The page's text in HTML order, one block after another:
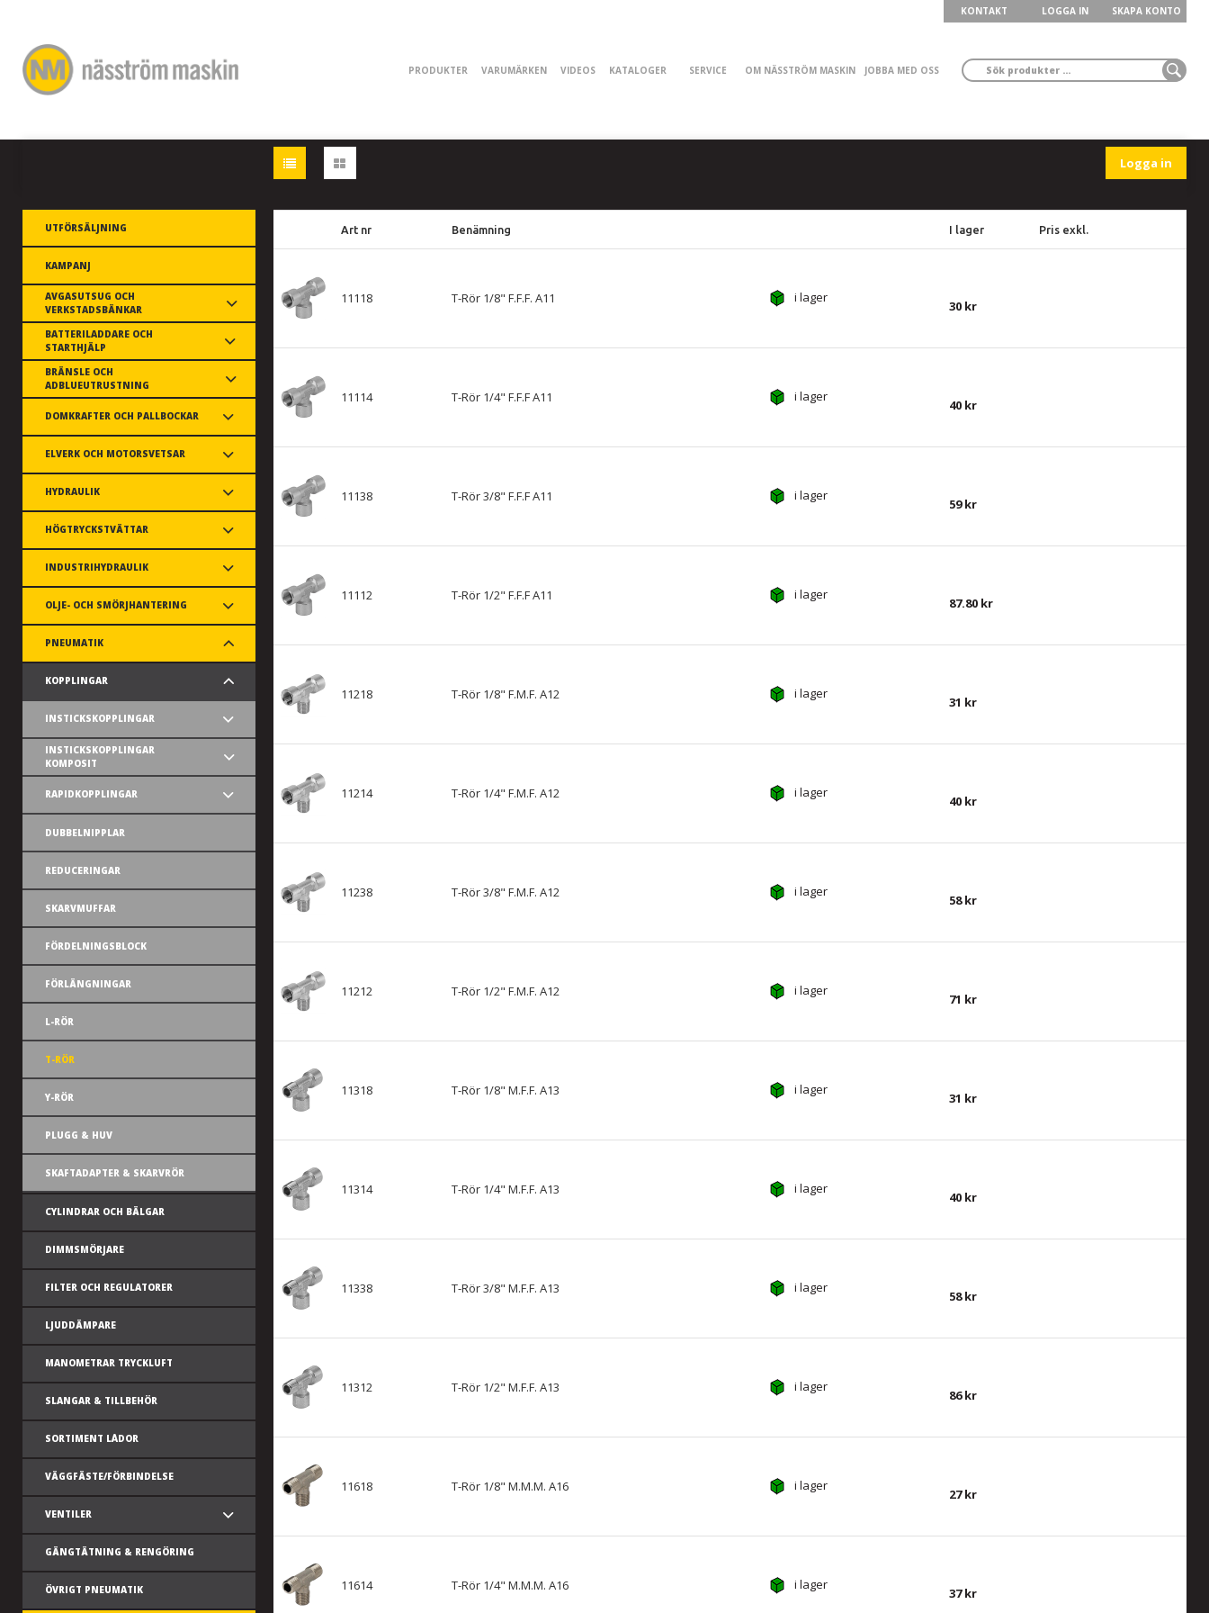
KONTAKT LOGGA IN SKAPA KONTO
PRODUKTER VARUMÄRKEN VIDEOS KATALOGER SERVICE OM NÄSSTRÖM MASKIN JOBBA MED OSS
Logga in
UTFÖRSÄLJNING
KAMPANJ
AVGASUTSUG OCH
VERKSTADSBÄNKAR
BATTERILADDARE OCH
STARTHJÄLP
BRÄNSLE OCH
ADBLUEUTRUSTNING
DOMKRAFTER OCH PALLBOCKAR
ELVERK OCH MOTORSVETSAR
HYDRAULIK
HÖGTRYCKSTVÄTTAR
INDUSTRIHYDRAULIK
OLJE- OCH SMÖRJHANTERING
PNEUMATIK
KOPPLINGAR
INSTICKSKOPPLINGAR
INSTICKSKOPPLINGAR
KOMPOSIT
RAPIDKOPPLINGAR
DUBBELNIPPLAR
REDUCERINGAR
SKARVMUFFAR
FÖRDELNINGSBLOCK
FÖRLÄNGNINGAR
L-RÖR
T-RÖR
Y-RÖR
PLUGG & HUV
SKAFTADAPTER & SKARVRÖR
CYLINDRAR OCH BÄLGAR
DIMMSMÖRJARE
FILTER OCH REGULATORER
LJUDDÄMPARE
MANOMETRAR TRYCKLUFT
SLANGAR & TILLBEHÖR
SORTIMENT LÅDOR
VÄGGFÄSTE/FÖRBINDELSE
VENTILER
GÄNGTÄTNING & RENGÖRING
ÖVRIGT PNEUMATIK
Art nr Benämning I lager Pris exkl.
11118 T-Rör 1/8" F.F.F. A11 i lager
30
11114 T-Rör 1/4" F.F.F A11 i lager
40
11138 T-Rör 3/8" F.F.F A11 i lager
59
11112 T-Rör 1/2" F.F.F A11 i lager
87.80
11218 T-Rör 1/8" F.M.F. A12 i lager
31
11214 T-Rör 1/4" F.M.F. A12 i lager
40
11238 T-Rör 3/8" F.M.F. A12 i lager
58
11212 T-Rör 1/2" F.M.F. A12 i lager
71
11318 T-Rör 1/8" M.F.F. A13 i lager
31
11314 T-Rör 1/4" M.F.F. A13 i lager
40
11338 T-Rör 3/8" M.F.F. A13 i lager
58
11312 T-Rör 1/2" M.F.F. A13 i lager
86
11618 T-Rör 1/8" M.M.M. A16 i lager
27
11614 T-Rör 1/4" M.M.M. A16 i lager
37